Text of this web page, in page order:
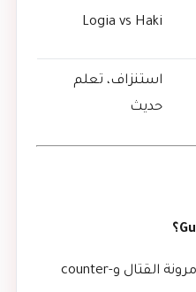
Logia vs Haki
استنزاف، تعلم
حديث
في التدمير الجغرافي: لا. في مرونة القتال وcounter-